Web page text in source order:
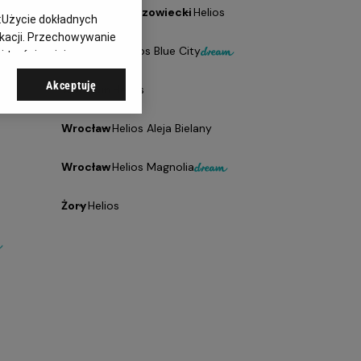
Tomaszów Mazowiecki- Helios
Warszawa - Helios Blue City
Wołomin - Helios
Wrocław- Helios Aleja Bielany
Wrocław- Helios Magnolia
Żory- Helios
Użycie dokładnych
Przechowywanie
opinie
Akceptuję